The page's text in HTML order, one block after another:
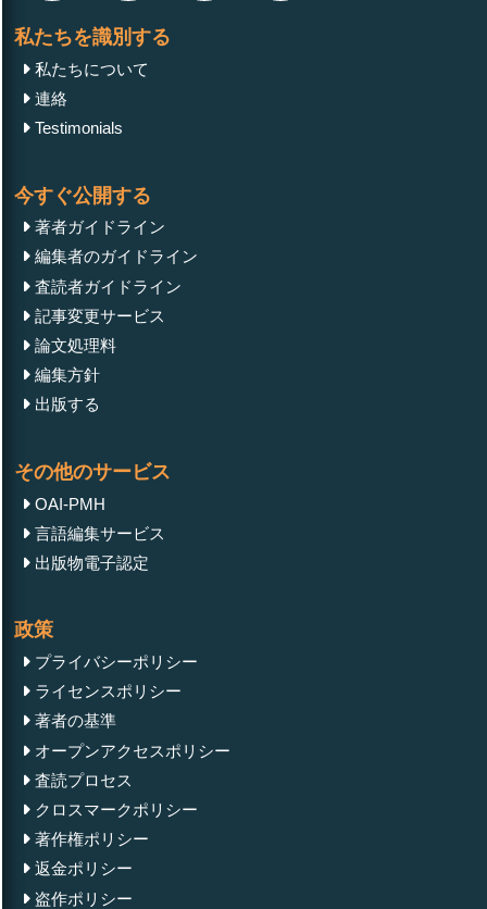
私たちを識別する
私たちについて
連絡
Testimonials
今すぐ公開する
著者ガイドライン
編集者のガイドライン
査読者ガイドライン
記事変更サービス
論文処理料
編集方針
出版する
その他のサービス
OAI-PMH
言語編集サービス
出版物電子認定
政策
プライバシーポリシー
ライセンスポリシー
著者の基準
オープンアクセスポリシー
査読プロセス
クロスマークポリシー
著作権ポリシー
返金ポリシー
盗作ポリシー